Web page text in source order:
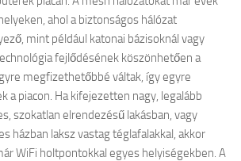
ahol a biztonságos hálózat
mint például katonai bázisoknál vagy
fejlődésének köszönhetően a
megfizethetőbbé váltak, így egyre
a piacon. Ha kifejezetten nagy, legalább
szokatlan elrendezésű lakásban, vagy
házban laksz vastag téglafalakkal, akkor
WiFi holtpontokkal egyes helyiségekben. A